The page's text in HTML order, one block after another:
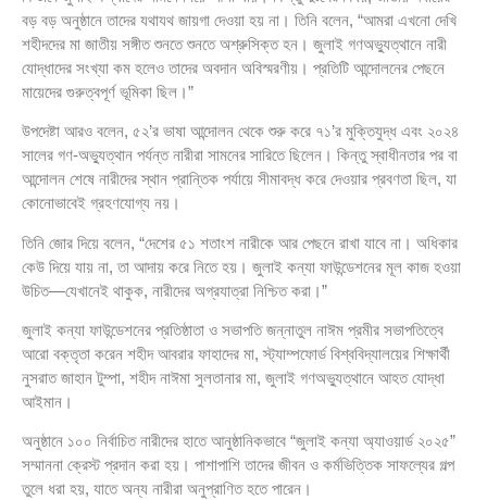
বড় বড় অনুষ্ঠানে তাদের যথাযথ জায়গা দেওয়া হয় না। তিনি বলেন, “আমরা এখনো দেখি
শহীদদের মা জাতীয় সঙ্গীত শুনতে শুনতে অশ্রুসিক্ত হন। জুলাই গণঅভ্যুত্থানে নারী
যোদ্ধাদের সংখ্যা কম হলেও তাদের অবদান অবিস্মরণীয়। প্রতিটি আন্দোলনের পেছনে
মায়েদের গুরুত্বপূর্ণ ভূমিকা ছিল।”
উপদেষ্টা আরও বলেন, ৫২’র ভাষা আন্দোলন থেকে শুরু করে ৭১’র মুক্তিযুদ্ধ এবং ২০২৪
সালের গণ-অভ্যুত্থান পর্যন্ত নারীরা সামনের সারিতে ছিলেন। কিন্তু স্বাধীনতার পর বা
আন্দোলন শেষে নারীদের স্থান প্রান্তিক পর্যায়ে সীমাবদ্ধ করে দেওয়ার প্রবণতা ছিল, যা
কোনোভাবেই গ্রহণযোগ্য নয়।
তিনি জোর দিয়ে বলেন, “দেশের ৫১ শতাংশ নারীকে আর পেছনে রাখা যাবে না। অধিকার
কেউ দিয়ে যায় না, তা আদায় করে নিতে হয়। জুলাই কন্যা ফাউন্ডেশনের মূল কাজ হওয়া
উচিত—যেখানেই থাকুক, নারীদের অগ্রযাত্রা নিশ্চিত করা।”
জুলাই কন্যা ফাউন্ডেশনের প্রতিষ্ঠাতা ও সভাপতি জন্নাতুল নাঈম প্রমীর সভাপতিত্বে
আরো বক্তৃতা করেন শহীদ আবরার ফাহাদের মা, স্ট্যাম্পফোর্ড বিশ্ববিদ্যালয়ের শিক্ষার্থী
নুসরাত জাহান টুম্পা, শহীদ নাঈমা সুলতানার মা, জুলাই গণঅভ্যুত্থানে আহত যোদ্ধা
আইমান।
অনুষ্ঠানে ১০০ নির্বাচিত নারীদের হাতে আনুষ্ঠানিকভাবে “জুলাই কন্যা অ্যাওয়ার্ড ২০২৫”
সম্মাননা ক্রেস্ট প্রদান করা হয়। পাশাপাশি তাদের জীবন ও কর্মভিত্তিক সাফল্যের গল্প
তুলে ধরা হয়, যাতে অন্য নারীরা অনুপ্রাণিত হতে পারেন।